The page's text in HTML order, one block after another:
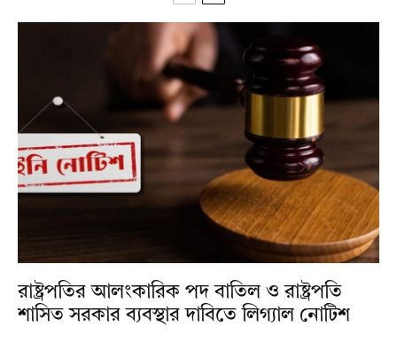
রাষ্ট্রপতির আলংকারিক পদ বাতিল ও রাষ্ট্রপতি
শাসিত সরকার ব্যবস্থার দাবিতে লিগ্যাল নোটিশ